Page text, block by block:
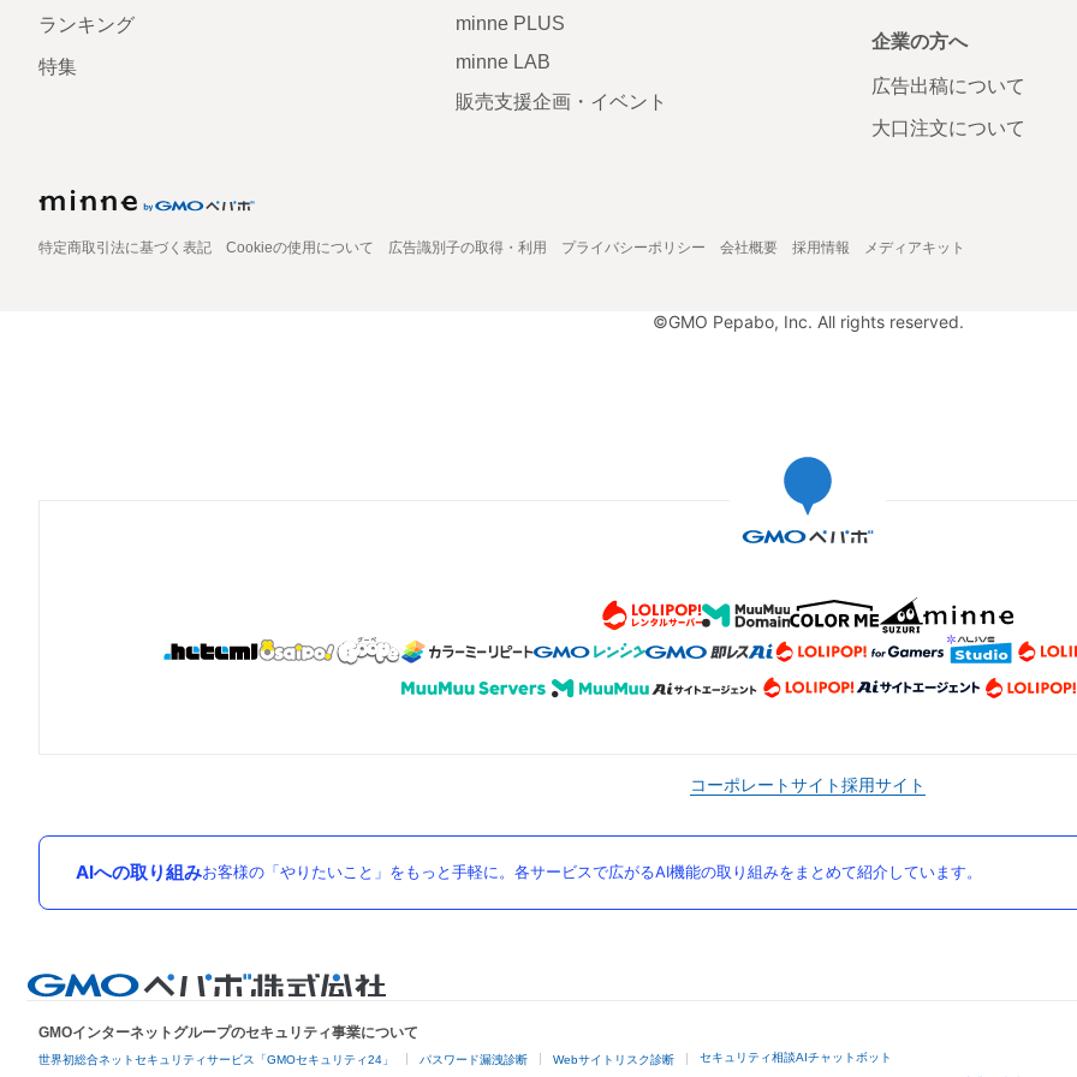
ランキング
特集
minne PLUS
minne LAB
販売支援企画・イベント
企業の方へ
広告出稿について
大口注文について
特定商取引法に基づく表記 Cookieの使用について 広告識別子の取得・利用 プライバシーポリシー 会社概要 採用情報 メディアキット
©GMO Pepabo, Inc. All rights reserved.
コーポレートサイト採用サイト
AIへの取り組みお客様の「やりたいこと」をもっと手軽に。各サービスで広がるAI機能の取り組みをまとめて紹介しています。
GMOインターネットグループのセキュリティ事業について
世界初総合ネットセキュリティサービス「GMOセキュリティ24」 パスワード漏洩診断 Webサイトリスク診断
セキュリティ相談AIチャットボット